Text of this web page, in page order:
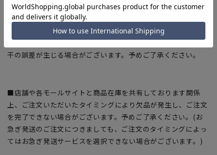
■ブラウザやお使いのモニター環境、室内外等の撮影時の環境
下での光加減により、実際の商品と掲載画像の色味が異なる場
合がございます。
■生地や仕様・デザインにより、着用感や実際のサイズ表に若
干の誤差が生じる場合がございます。予めご了承ください。
■店舗や各モールサイトと商品在庫を共有しております関係
上、ご注文いただいたタイミングにより欠品が発生し、ご注文
を完了できない場合がございます。予めご了承ください。(お
急ぎ発送のご注文につきましても、ご注文のタイミングによっ
てはお急ぎ発送サービスを選択できない場合がございます。)